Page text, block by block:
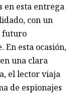
en esta entrega
con un
futuro
En esta ocasión,
una clara
el lector viaja
de espionajes